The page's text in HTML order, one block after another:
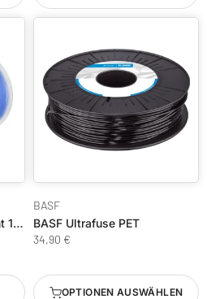
PrimaCreator PLA Filament 1.75mm 1 kg Transparent Blau
BASF
BASF Ultrafuse PET
34,90 €
OPTIONEN AUSWÄHLEN